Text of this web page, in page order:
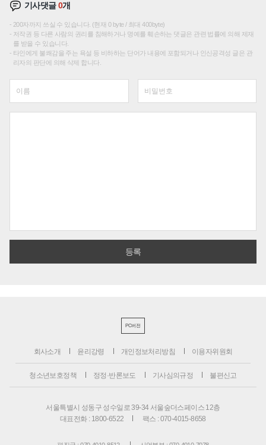
기사댓글0개
200자까지 쓰실 수 있습니다. (현재 0 byte / 최대 400byte)
저작권 등 다른 사람의 권리를 침해하거나 명예를 훼손하는 댓글은 관련 법률에 의해 제재
를 받을 수 있습니다.
타인에게 불쾌감을 주는 욕설 등 비하하는 단어가 내용에 포함되거나 인신공격성 글은 관
리자의 판단에 의해 삭제 합니다.
PC버전
회사소개 윤리강령 개인정보처리방침 이용자위원회
청소년보호정책 정정·반론보도 기사심의규정 불편신고
서울특별시 성동구 성수일로 39-34 서울숲더스페이스 12층
대표전화 : 1800-6522
팩스 : 070-4015-8658